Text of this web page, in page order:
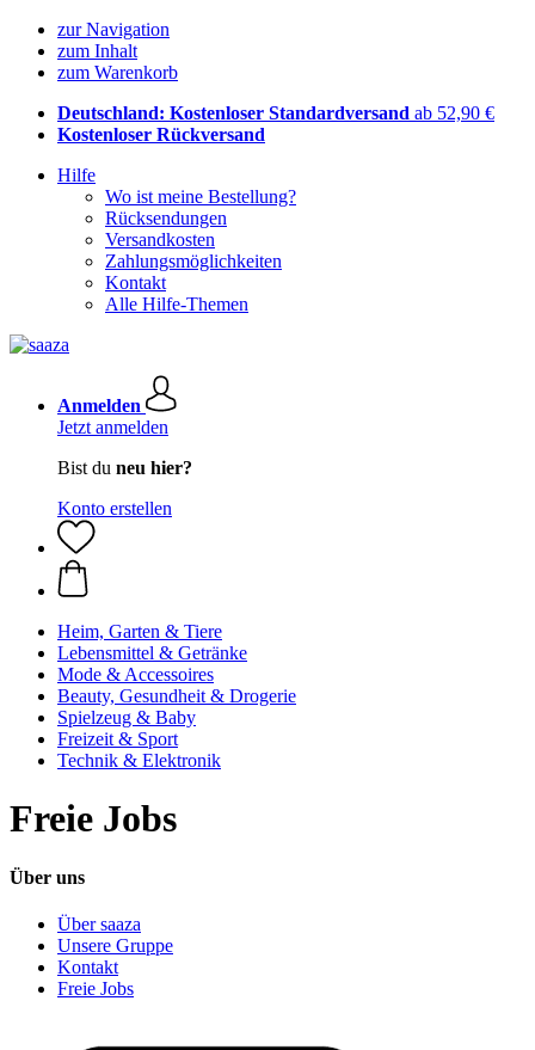
zur Navigation
zum Inhalt
zum Warenkorb
Deutschland: Kostenloser Standardversand ab 52,90 €
Kostenloser Rückversand
Hilfe
Wo ist meine Bestellung?
Rücksendungen
Versandkosten
Zahlungsmöglichkeiten
Kontakt
Alle Hilfe-Themen
Anmelden
Jetzt anmelden
Bist du neu hier?
Konto erstellen
Heim, Garten & Tiere
Lebensmittel & Getränke
Mode & Accessoires
Beauty, Gesundheit & Drogerie
Spielzeug & Baby
Freizeit & Sport
Technik & Elektronik
Freie Jobs
Über uns
Über saaza
Unsere Gruppe
Kontakt
Freie Jobs